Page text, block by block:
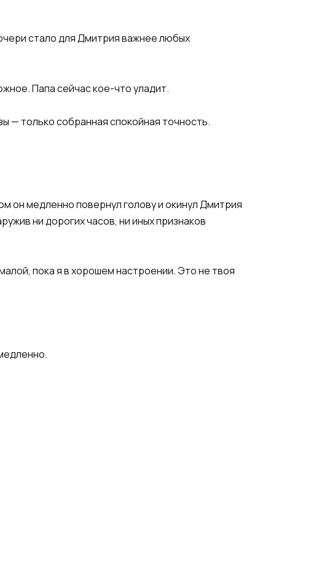
стало для Дмитрия важнее любых
Папа сейчас кое-что уладит.
— только собранная спокойная точность.
он медленно повернул голову и окинул Дмитрия
ни дорогих часов, ни иных признаков
пока я в хорошем настроении. Это не твоя